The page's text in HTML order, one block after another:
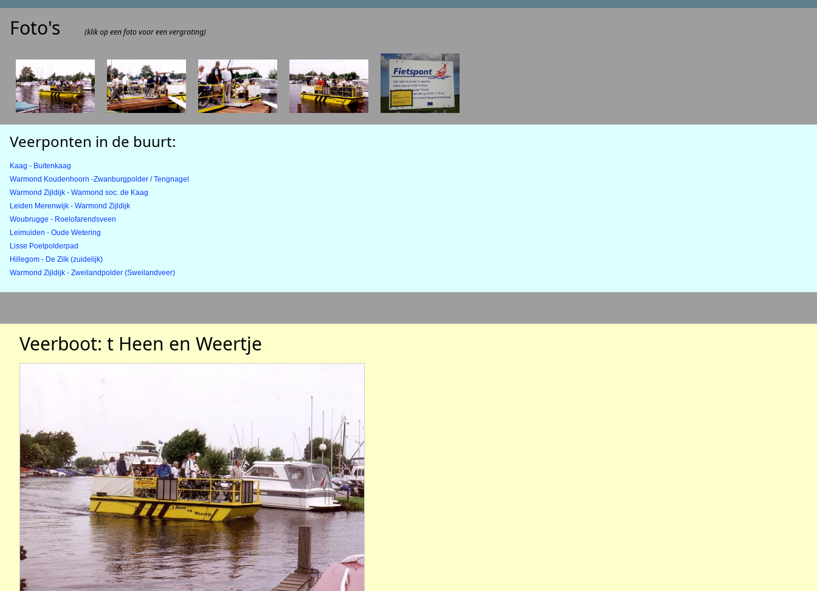
Foto's (klik op een foto voor een vergroting)
Veerponten in de buurt:
Kaag - Buitenkaag
Warmond Koudenhoorn -Zwanburgpolder / Tengnagel
Warmond Zijldijk - Warmond soc. de Kaag
Leiden Merenwijk - Warmond Zijldijk
Woubrugge - Roelofarendsveen
Leimuiden - Oude Wetering
Lisse Poelpolderpad
Hillegom - De Zilk (zuidelijk)
Warmond Zijldijk - Zweilandpolder (Sweilandveer)
Veerboot: t Heen en Weertje